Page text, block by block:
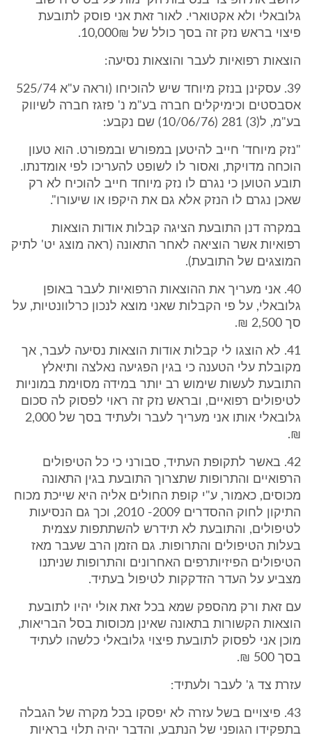
גלובאלי ולא אקטוארי. לאור זאת אני פוסק לתובעת
פיצוי בראש נזק זה בסך כולל של 10,000₪.
הוצאות רפואיות לעבר והוצאות נסיעה:
39. עסקינן בנזק מיוחד שיש להוכיחו (וראה ע"א 525/74
אסבסטים וכימיקלים חברה בע"מ נ' פזגז חברה לשיווק
בע"מ, ל(3) 281 (10/06/76) שם נקבע:
"נזק מיוחד' חייב להיטען במפורש ובמפורט. הוא טעון
הוכחה מדויקת, ואסור לו לשופט להעריכו לפי אומדנתו.
תובע הטוען כי נגרם לו נזק מיוחד חייב להוכיח לא רק
שאכן נגרם לו הנזק אלא גם את היקפו או שיעורו".
במקרה דנן התובעת הציגה קבלות אודות הוצאות
רפואיות אשר הוציאה לאחר התאונה (ראה מוצג יט' לתיק
המוצגים של התובעת).
40. אני מעריך את ההוצאות הרפואיות לעבר באופן
גלובאלי, על פי הקבלות שאני מוצא לנכון כרלוונטיות, על
סך 2,500 ₪.
41. לא הוצגו לי קבלות אודות הוצאות נסיעה לעבר, אך
מקובלת עלי הטענה כי בגין הפגיעה נאלצה ותיאלץ
התובעת לעשות שימוש רב יותר במידה מסוימת במוניות
לטיפולים רפואיים, ובראש נזק זה ראוי לפסוק לה סכום
גלובאלי אותו אני מעריך לעבר ולעתיד בסך של 2,000
₪.
42. באשר לתקופת העתיד, סבורני כי כל הטיפולים
הרפואיים והתרופות שתצרוך התובעת בגין התאונה
מכוסים, כאמור, ע"י קופת החולים אליה היא שייכת מכוח
התיקון לחוק ההסדרים 2009- 2010, וכך גם הנסיעות
לטיפולים, והתובעת לא תידרש להשתתפות עצמית
בעלות הטיפולים והתרופות. גם הזמן הרב שעבר מאז
הטיפולים הפיזיותרפים האחרונים והתרופות שניתנו
מצביע על העדר הזדקקות לטיפול בעתיד.
עם זאת ורק מהספק שמא בכל זאת אולי יהיו לתובעת
הוצאות הקשורות בתאונה שאינן מכוסות בסל הבריאות,
מוכן אני לפסוק לתובעת פיצוי גלובאלי כלשהו לעתיד
בסך 500 ₪.
עזרת צד ג' לעבר ולעתיד:
43. פיצויים בשל עזרה לא יפסקו בכל מקרה של הגבלה
בתפקידו הגופני של הנתבע, והדבר יהיה תלוי בראיות